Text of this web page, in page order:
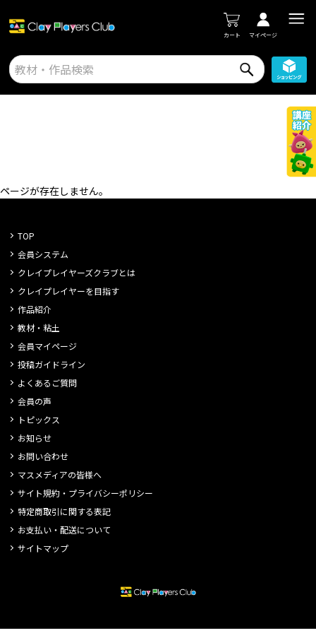
カート マイページ
ページが存在しません。
TOP
会員システム
クレイプレイヤーズクラブとは
クレイプレイヤーを目指す
作品紹介
教材・粘土
会員マイページ
投稿ガイドライン
よくあるご質問
会員の声
トピックス
お知らせ
お問い合わせ
マスメディアの皆様へ
サイト規約・プライバシーポリシー
特定商取引に関する表記
お支払い・配送について
サイトマップ